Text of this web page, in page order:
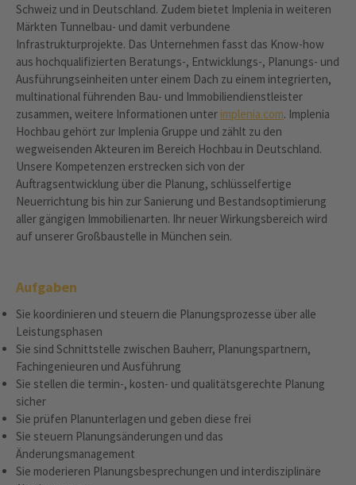
Schweiz und in Deutschland. Zudem bietet Implenia in weiteren
Märkten Tunnelbau- und damit verbundene
Infrastrukturprojekte. Das Unternehmen fasst das Know-how
aus hochqualifizierten Beratungs-, Entwicklungs-, Planungs- und
Ausführungseinheiten unter einem Dach zu einem integrierten,
multinational führenden Bau- und Immobiliendienstleister
zusammen, weitere Informationen unter implenia.com. Implenia
Hochbau gehört zur Implenia Gruppe und zählt zu den
wegweisenden Akteuren im Bereich Hochbau in Deutschland.
Unsere Kompetenzen erstrecken sich von der
Auftragsentwicklung über die Planung, schlüsselfertige
Neuerrichtung bis hin zur Sanierung und Bestandsoptimierung
aller gängigen Immobilienarten. Ihr neuer Wirkungsbereich wird
auf unserer Großbaustelle in München sein.
Aufgaben
Sie koordinieren und steuern die Planungsprozesse über alle
Leistungsphasen
Sie sind Schnittstelle zwischen Bauherr, Planungspartnern,
Fachingenieuren und Ausführung
Sie stellen die termin-, kosten- und qualitätsgerechte Planung
sicher
Sie prüfen Planunterlagen und geben diese frei
Sie steuern Planungsänderungen und das
Änderungsmanagement
Sie moderieren Planungsbesprechungen und interdisziplinäre